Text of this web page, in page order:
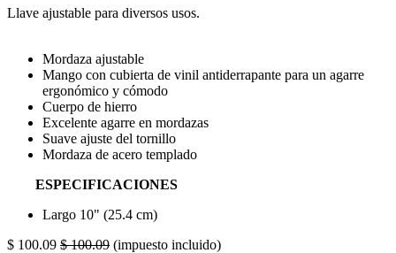
Llave ajustable para diversos usos.
Mordaza ajustable
Mango con cubierta de vinil antiderrapante para un agarre
ergonómico y cómodo
Cuerpo de hierro
Excelente agarre en mordazas
Suave ajuste del tornillo
Mordaza de acero templado
ESPECIFICACIONES
Largo 10" (25.4 cm)
$ 100.09 $100.09 (impuesto incluido)